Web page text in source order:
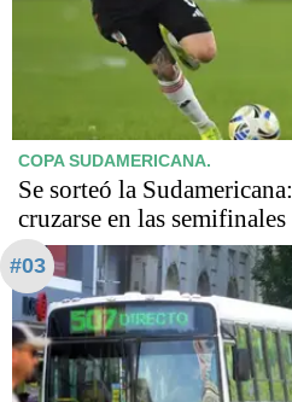
COPA SUDAMERICANA.
Se sorteó la
cruzarse en las semifinales
#03